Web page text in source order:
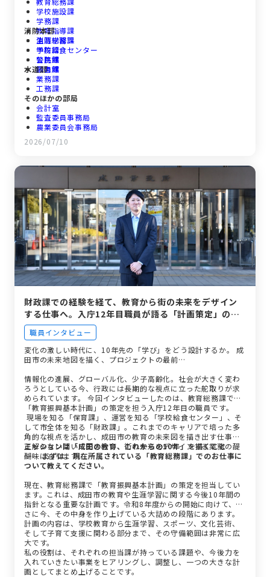
学校施設課
学務課
教育指導課
生涯学習課
学校給食センター
公民館
図書館
消防本部
消防総務課
予防課
警防課
救急課
水道部
業務課
工務課
そのほかの部局
会計室
監査委員事務局
農業委員会事務局
議会事務局
選挙管理委員会事務局
2026/07/10
財政課での経験を経て、教育から街の未来をデザイン
する仕事へ。入庁12年目職員が語る「計画策定」のリ
アル。
職員インタビュー
変化の激しい時代に、10年先の「学び」をどう設計するか。 成
田市の未来地図を描く、プロジェクトの最前…
情報化の進展、グローバル化、少子高齢化。社会が大きく変わ
ろうとしている今、行政には長期的な視点に立った舵取りが求
められています。 今回インタビューしたのは、教育総務課で
「教育振興基本計画」の策定を担う入庁12年目の職員です。
現場を知る「保育課」、運営を知る「学校給食センター」、そ
して市全体を知る「財政課」。これまでのキャリアで培った多
角的な視点を活かし、成田市の教育の未来図を描き出す仕事。
正解のない問いに向き合い、街の未来をデザインする業務の醍
醐味に迫ります。
ミッションは「成田の教育、これからの10年」を描くこと
── まずは、現在所属されている「教育総務課」でのお仕事に
ついて教えてください。
現在、教育総務課で「教育振興基本計画」の策定を担当してい
ます。これは、成田市の教育や生涯学習に関する今後10年間の
指針となる重要な計画です。令和8年度からの開始に向けて、ま
さに今、その中身を作り上げている大詰めの段階にあります。
計画の内容は、学校教育から生涯学習、スポーツ、文化芸術、
そして子育て支援に関わる部分まで、その守備範囲は非常に広
大です。
私の役割は、それぞれの担当課が持っている課題や、今後力を
入れていきたい事業をヒアリングし、調整し、一つの大きな計
画としてまとめ上げることです。